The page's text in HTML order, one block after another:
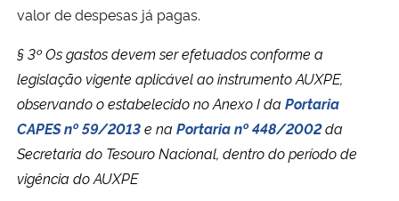
valor de despesas já pagas.
§ 3º Os gastos devem ser efetuados conforme a
legislação vigente aplicável ao instrumento AUXPE,
observando o estabelecido no Anexo I da Portaria
CAPES nº 59/2013e na Portaria nº 448/2002da
Secretaria do Tesouro Nacional, dentro do período de
vigência do AUXPE